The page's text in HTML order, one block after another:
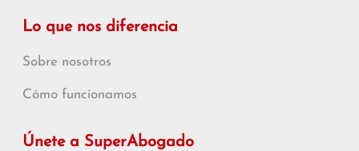
Lo que nos diferencia
Sobre nosotros
Cómo funcionamos
Únete a SuperAbogado